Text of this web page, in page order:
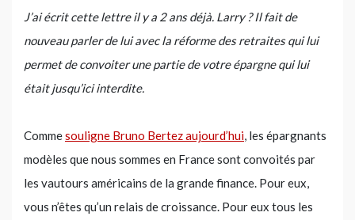
J’ai écrit cette lettre il y a 2 ans déjà. Larry ? Il fait de
nouveau parler de lui avec la réforme des retraites qui lui
permet de convoiter une partie de votre épargne qui lui
était jusqu’ici interdite.
Commesouligne Bruno Bertez aujourd’hui, les épargnants
modèles que nous sommes en France sont convoités par
les vautours américains de la grande finance. Pour eux,
vous n’êtes qu’un relais de croissance. Pour eux tous les